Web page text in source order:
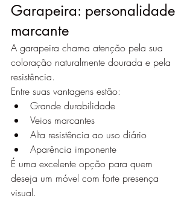
Garapeira: personalidade
marcante
A garapeira chama atenção pela sua
coloração naturalmente dourada e pela
resistência.
Entre suas vantagens estão:
Grande durabilidade
Veios marcantes
Alta resistência ao uso diário
Aparência imponente
É uma excelente opção para quem
deseja um móvel com forte presença
visual.